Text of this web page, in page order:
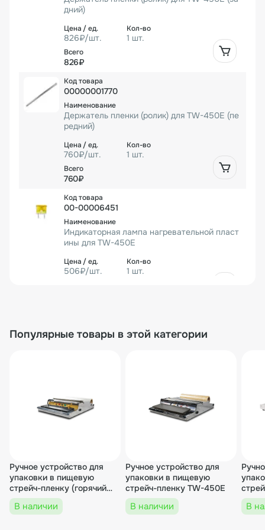
дний)
826₽/шт. 1 шт.
826₽
00000001770
Держатель пленки (ролик) для TW-450E (пе
редний)
760₽/шт. 1 шт.
760₽
00-00006451
Индикаторная лампа нагревательной пласт
ины для TW-450E
506₽/шт. 1 шт.
506₽
1 688₽/шт. 1 шт.
Популярные товары в этой категории
Ручное устройство для
упаковки в пищевую
стрейч-пленку (горячий
стол) HW-450E
В наличии
Ручное устройство для
упаковки в пищевую
стрейч-пленку TW-450E
В наличии В